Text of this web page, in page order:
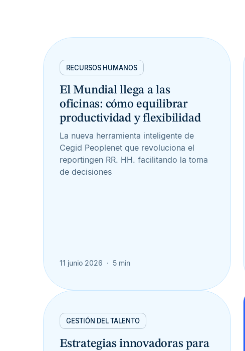
RECURSOS HUMANOS
El Mundial llega a las
oficinas: cómo equilibrar
productividad y flexibilidad
La nueva herramienta inteligente de
Cegid Peoplenet que revoluciona el
reportingen RR. HH. facilitando la toma
de decisiones
11 junio 2026 5 min
GESTIÓN DEL TALENTO
Estrategias innovadoras para